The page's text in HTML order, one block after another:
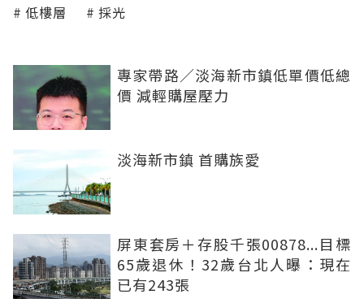
低樓層 採光
專家帶路／淡海新市鎮低單價低總
價 減輕購屋壓力
淡海新市鎮 首購族愛
屏東套房＋存股千張00878...目標
65歲退休！32歲台北人曝：現在
已有243張